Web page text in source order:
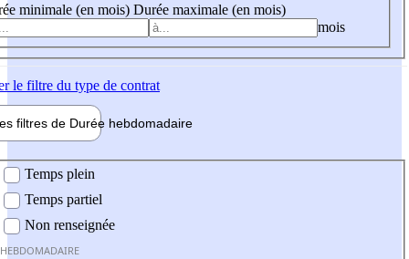
minimale (en mois) Durée maximale (en mois)
mois
le filtre du type de contrat
filtres de Durée hebdomadaire
Temps plein
Temps partiel
Non renseignée